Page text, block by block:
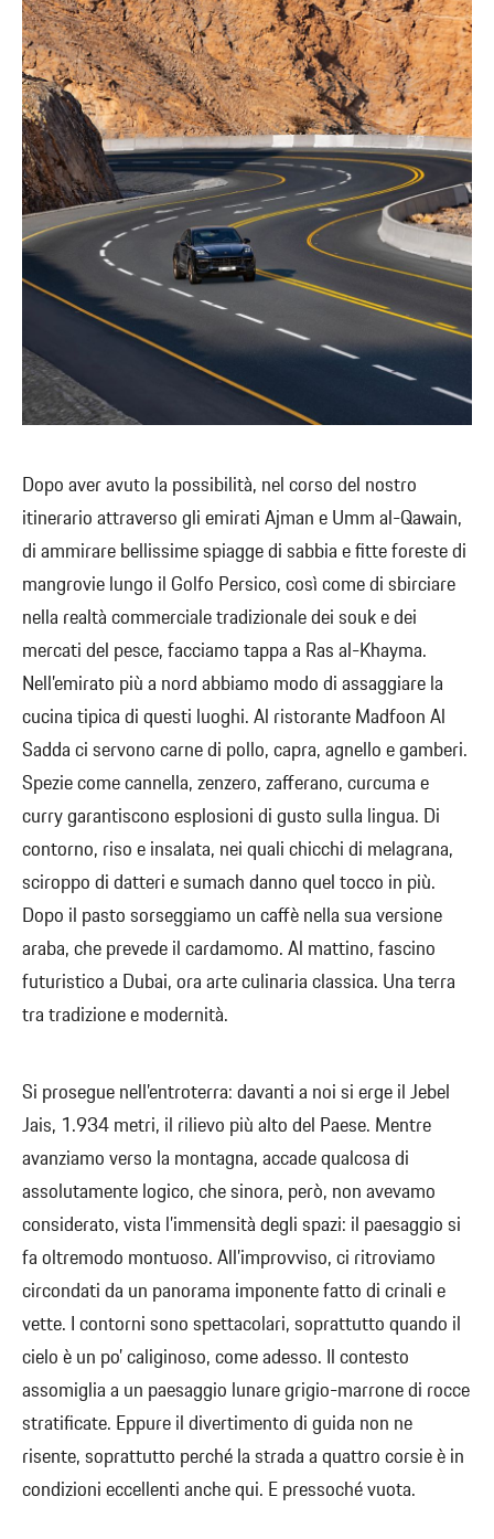
Dopo aver avuto la possibilità, nel corso del nostro
itinerario attraverso gli emirati Ajman e Umm al-Qawain,
di ammirare bellissime spiagge di sabbia e fitte foreste di
mangrovie lungo il Golfo Persico, così come di sbirciare
nella realtà commerciale tradizionale dei souk e dei
mercati del pesce, facciamo tappa a Ras al-Khayma.
Nell’emirato più a nord abbiamo modo di assaggiare la
cucina tipica di questi luoghi. Al ristorante Madfoon Al
Sadda ci servono carne di pollo, capra, agnello e gamberi.
Spezie come cannella, zenzero, zafferano, curcuma e
curry garantiscono esplosioni di gusto sulla lingua. Di
contorno, riso e insalata, nei quali chicchi di melagrana,
sciroppo di datteri e sumach danno quel tocco in più.
Dopo il pasto sorseggiamo un caffè nella sua versione
araba, che prevede il cardamomo. Al mattino, fascino
futuristico a Dubai, ora arte culinaria classica. Una terra
tra tradizione e modernità.
Si prosegue nell’entroterra: davanti a noi si erge il Jebel
Jais, 1.934 metri, il rilievo più alto del Paese. Mentre
avanziamo verso la montagna, accade qualcosa di
assolutamente logico, che sinora, però, non avevamo
considerato, vista l’immensità degli spazi: il paesaggio si
fa oltremodo montuoso. All’improvviso, ci ritroviamo
circondati da un panorama imponente fatto di crinali e
vette. I contorni sono spettacolari, soprattutto quando il
cielo è un po’ caliginoso, come adesso. Il contesto
assomiglia a un paesaggio lunare grigio-marrone di rocce
stratificate. Eppure il divertimento di guida non ne
risente, soprattutto perché la strada a quattro corsie è in
condizioni eccellenti anche qui. E pressoché vuota.